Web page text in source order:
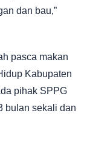
dan bau,”
pasca makan
Kabupaten
pihak SPPG
bulan sekali dan